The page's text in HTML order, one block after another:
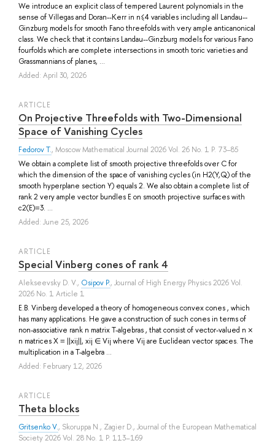
We introduce an explicit class of tempered Laurent polynomials in the
sense of Villegas and Doran--Kerr in n⩽4 variables including all Landau--
Ginzburg models for smooth Fano threefolds with very ample anticanonical
class. We check that it contains Landau--Ginzburg models for various Fano
fourfolds which are complete intersections in smooth toric varieties and
Grassmannians of planes, ...
Added: April 30, 2026
ARTICLE
On Projective Threefolds with Two-Dimensional
Space of Vanishing Cycles
Fedorov T., Moscow Mathematical Journal 2026 Vol. 26 No. 1 P. 73–85
We obtain a complete list of smooth projective threefolds over C for
which the dimension of the space of vanishing cycles (in H2(Y,Q) of the
smooth hyperplane section Y) equals 2. We also obtain a complete list of
rank 2 very ample vector bundles E on smooth projective surfaces with
c2(E)=3. ...
Added: June 25, 2026
ARTICLE
Special Vinberg cones of rank 4
Alekseevsky D. V., Osipov P., Journal of High Energy Physics 2026 Vol.
2026 No. 1 Article 1
E.B. Vinberg developed a theory of homogeneous convex cones , which
has many applications. He gave a construction of such cones in terms of
non-associative rank n matrix T-algebras , that consist of vector-valued n ×
n matrices X = ||xij||, xij ∈ Vij where Vij are Euclidean vector spaces. The
multiplication in a T-algebra ...
Added: February 12, 2026
ARTICLE
Theta blocks
Gritsenko V., Skoruppa N., Zagier D., Journal of the European Mathematical
Society 2026 Vol. 28 No. 1 P. 113–169